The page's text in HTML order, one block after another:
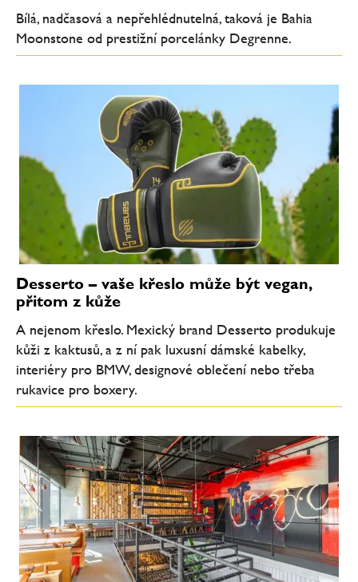
Bílá, nadčasová a nepřehlédnutelná, taková je Bahia
Moonstone od prestižní porcelánky Degrenne.
Desserto – vaše křeslo může být vegan,
přitom z kůže
A nejenom křeslo. Mexický brand Desserto produkuje
kůži z kaktusů, a z ní pak luxusní dámské kabelky,
interiéry pro BMW, designové oblečení nebo třeba
rukavice pro boxery.